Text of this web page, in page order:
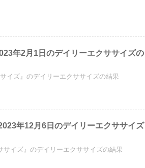
年2月1日のデイリーエクササイズの
イズ』のデイリーエクササイズの結果
年12月6日のデイリーエクササイズ
イズ』のデイリーエクササイズの結果